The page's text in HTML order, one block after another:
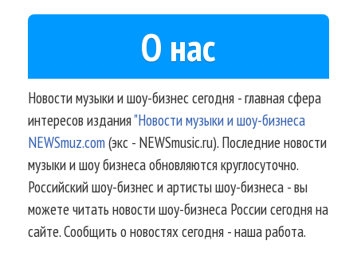
О нас
Новости музыки и шоу-бизнес сегодня - главная сфера
интересов издания"Новости музыки и шоу-бизнеса
NEWSmuz.com(экс - NEWSmusic.ru). Последние новости
музыки и шоу бизнеса обновляются круглосуточно.
Российский шоу-бизнес и артисты шоу-бизнеса - вы
можете читать новости шоу-бизнеса России сегодня на
сайте. Сообщить о новостях сегодня - наша работа.